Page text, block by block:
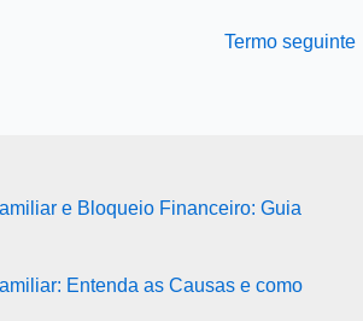
Termo seguinte
e Bloqueio Financeiro: Guia
Entenda as Causas e como